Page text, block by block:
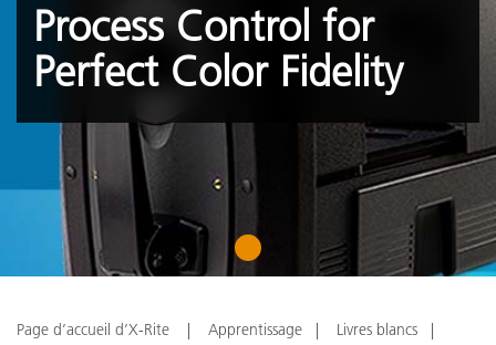
Process Control for
Perfect Color Fidelity
1
Page d’accueil d’X-Rite Apprentissage
Livres blancs